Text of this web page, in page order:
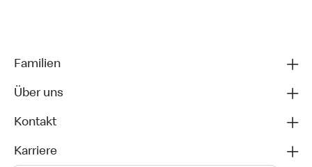
Familien
Über uns
Kontakt
Karriere